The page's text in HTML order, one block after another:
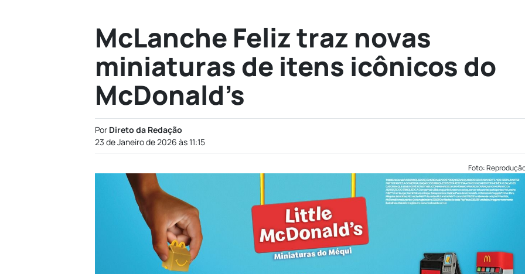
McLanche Feliz traz novas
miniaturas de itens icônicos do
McDonald’s
Por Direto da Redação
23 de Janeiro de 2026 às 11:15
Foto: